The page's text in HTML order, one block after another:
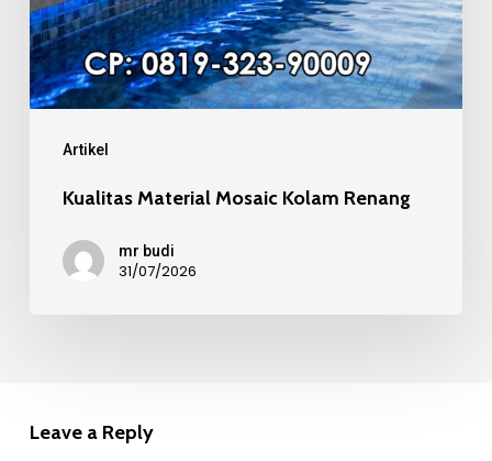
Artikel
Kualitas Material Mosaic Kolam Renang
mr budi
31/07/2026
Leave a Reply